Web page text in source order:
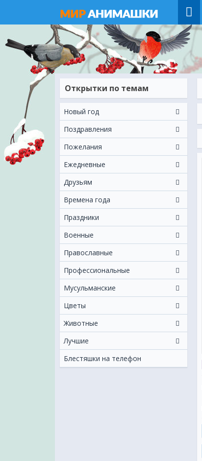
Открытки по темам
Новый год
Поздравления
Пожелания
Ежeдневные
Друзьям
Времена года
Праздники
Военные
Православные
Профессиональные
Мусульманские
Цветы
Животные
Лучшие
Блестяшки на телефон